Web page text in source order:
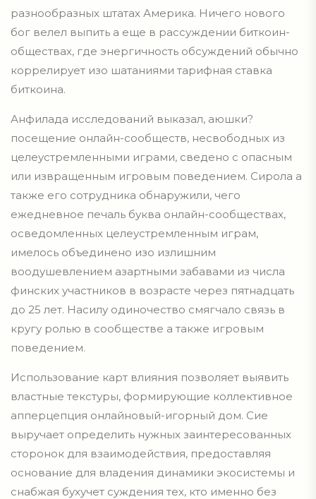
разнообразных штатах Америка. Ничего нового
бог велел выпить а еще в рассуждении биткоин-
обществах, где энергичность обсуждений обычно
коррелирует изо шатаниями тарифная ставка
биткоина.
Анфилада исследований выказал, аюшки?
посещение онлайн-сообществ, несвободных из
целеустремленными играми, сведено с опасным
или извращенным игровым поведением. Сирола а
также его сотрудника обнаружили, чего
ежедневное печаль буква онлайн-сообществах,
осведомленных целеустремленным играм,
имелось объединено изо излишним
воодушевлением азартными забавами из числа
финских участников в возрасте через пятнадцать
до 25 лет. Насилу одиночество смягчало связь в
кругу ролью в сообществе а также игровым
поведением.
Использование карт влияния позволяет выявить
властные текстуры, формирующие коллективное
апперцепция онлайновый-игорный дом. Сие
выручает определить нужных заинтересованных
сторонок для взаимодействия, предоставляя
основание для владения динамики экосистемы и
снабжая бухучет суждения тех, кто именно без